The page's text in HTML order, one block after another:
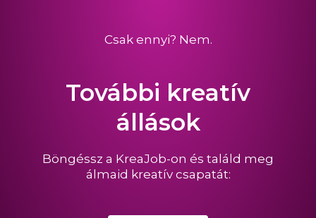
Csak ennyi? Nem.
További kreatív
állások
Böngéssz a KreaJob-on és találd meg
álmaid kreatív csapatát: